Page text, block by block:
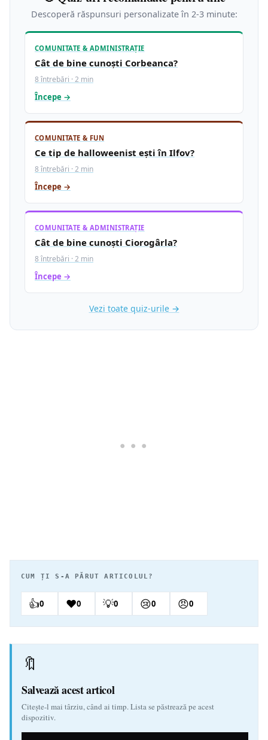
Descoperă răspunsuri personalizate în 2-3 minute:
COMUNITATE & ADMINISTRAȚIE
Cât de bine cunoști Corbeanca?
8 întrebări · 2 min
Începe →
COMUNITATE & FUN
Ce tip de halloweenist ești în Ilfov?
8 întrebări · 2 min
Începe →
COMUNITATE & ADMINISTRAȚIE
Cât de bine cunoști Ciorogârla?
8 întrebări · 2 min
Începe →
Vezi toate quiz-urile →
CUM ȚI S-A PĂRUT ARTICOLUL?
👍0 ❤️0 💡0 😢0 😠0
🔖
Salvează acest articol
Citește-l mai târziu, când ai timp. Lista se păstrează pe acest
dispozitiv.